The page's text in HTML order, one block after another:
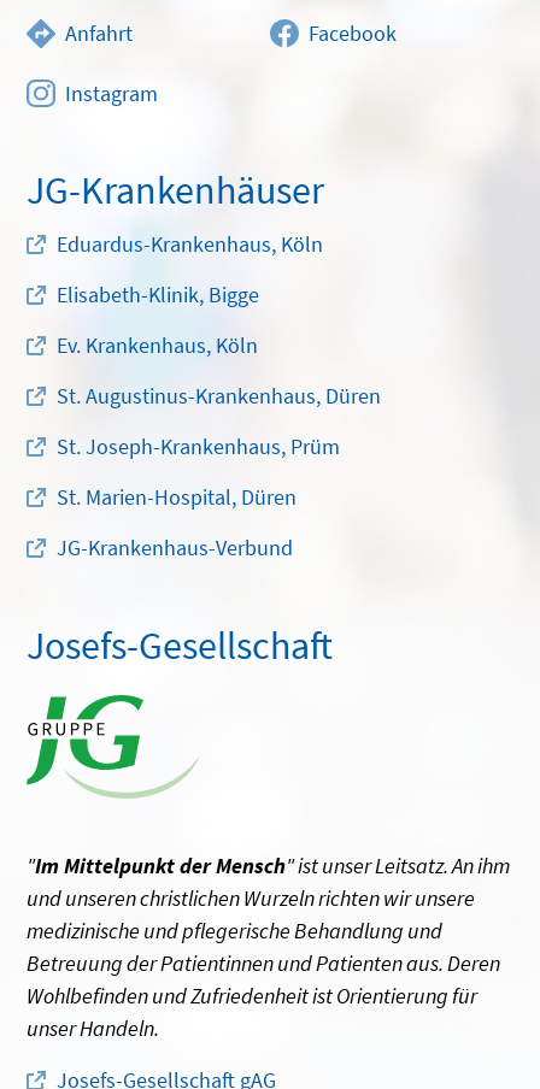
Anfahrt Facebook
Instagram
JG-Krankenhäuser
Eduardus-Krankenhaus, Köln
Elisabeth-Klinik, Bigge
Ev. Krankenhaus, Köln
St. Augustinus-Krankenhaus, Düren
St. Joseph-Krankenhaus, Prüm
St. Marien-Hospital, Düren
JG-Krankenhaus-Verbund
Josefs-Gesellschaft
"Im Mittelpunkt der Mensch" ist unser Leitsatz. An ihm
und unseren christlichen Wurzeln richten wir unsere
medizinische und pflegerische Behandlung und
Betreuung der Patientinnen und Patienten aus. Deren
Wohlbefinden und Zufriedenheit ist Orientierung für
unser Handeln.
Josefs-Gesellschaft gAG